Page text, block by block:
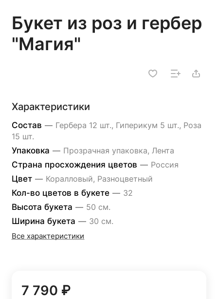
Букет из роз и гербер
"Магия"
Характеристики
Состав — Гербера 12 шт., Гиперикум 5 шт., Роза
15 шт.
Упаковка — Прозрачная упаковка, Лента
Страна просхождения цветов — Россия
Цвет — Коралловый, Разноцветный
Кол-во цветов в букете — 32
Высота букета — 50 см.
Ширина букета — 30 см.
Все характеристики
7 790 ₽